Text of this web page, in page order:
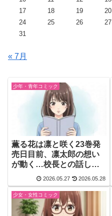
17
18 19 20
24
25 26 27
31
« 7月
少年・青年コミック
薫る花は凛と咲く23巻発
売日目前、凛太郎の想い
が動く…校長との話し合
いが気になる
2026.05.27 2026.05.28
少女・女性コミック